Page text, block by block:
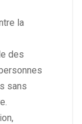
la
des
sans